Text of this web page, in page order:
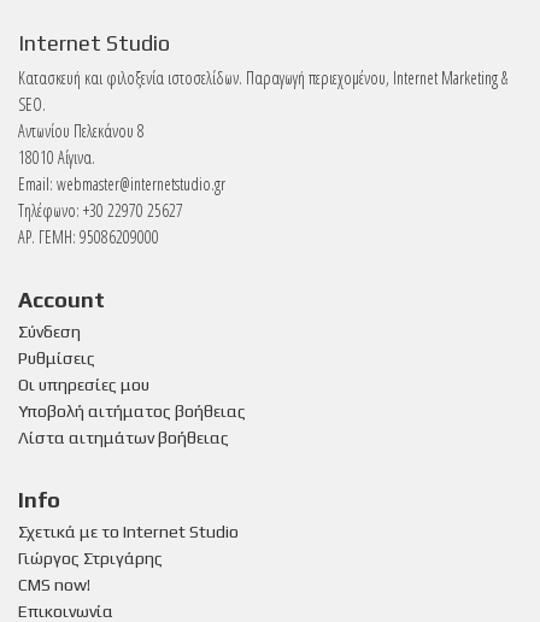
Internet Studio
Κατασκευή και φιλοξενία ιστοσελίδων. Παραγωγή περιεχομένου, Internet Marketing &
SEO.
Αντωνίου Πελεκάνου 8
18010 Αίγινα.
Email: webmaster@internetstudio.gr
Τηλέφωνο: +30 22970 25627
ΑΡ. ΓΕΜΗ: 95086209000
Account
Σύνδεση
Ρυθμίσεις
Οι υπηρεσίες μου
Υποβολή αιτήματος βοήθειας
Λίστα αιτημάτων βοήθειας
Info
Σχετικά με το Internet Studio
Γιώργος Στριγάρης
CMS now!
Επικοινωνία